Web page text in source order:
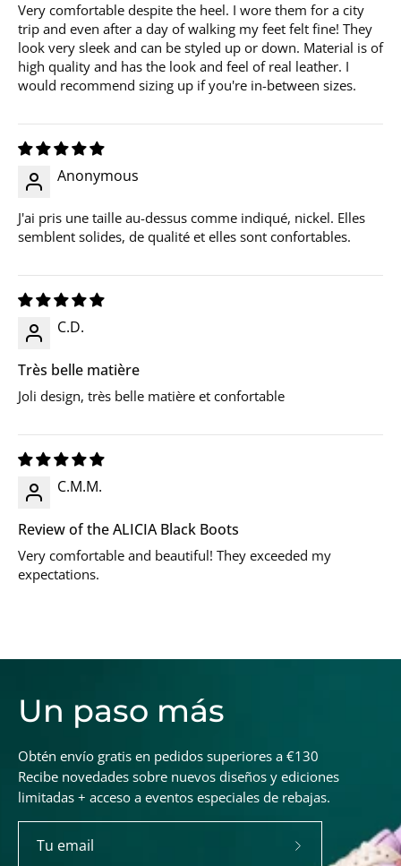
Very comfortable despite the heel. I wore them for a city
trip and even after a day of walking my feet felt fine! They
look very sleek and can be styled up or down. Material is of
high quality and has the look and feel of real leather. I
would recommend sizing up if you're in-between sizes.
Anonymous
J'ai pris une taille au-dessus comme indiqué, nickel. Elles
semblent solides, de qualité et elles sont confortables.
C.D.
Très belle matière
Joli design, très belle matière et confortable
C.M.M.
Review of the ALICIA Black Boots
Very comfortable and beautiful! They exceeded my
expectations.
Un paso más
Obtén envío gratis en pedidos superiores a €130
Recibe novedades sobre nuevos diseños y ediciones
limitadas + acceso a eventos especiales de rebajas.
Suscríbete